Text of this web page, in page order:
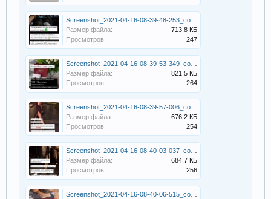
Размер файла:
713.8 КБ
Просмотров:
247
Размер файла:
821.5 КБ
Просмотров:
264
Размер файла:
676.2 КБ
Просмотров:
254
Размер файла:
684.7 КБ
Просмотров:
256